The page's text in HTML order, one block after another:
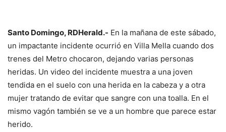
Santo Domingo, RDHerald.- En la mañana de este sábado,
un impactante incidente ocurrió en Villa Mella cuando dos
trenes del Metro chocaron, dejando varias personas
heridas. Un video del incidente muestra a una joven
tendida en el suelo con una herida en la cabeza y a otra
mujer tratando de evitar que sangre con una toalla. En el
mismo vagón también se ve a un hombre que parece estar
herido.